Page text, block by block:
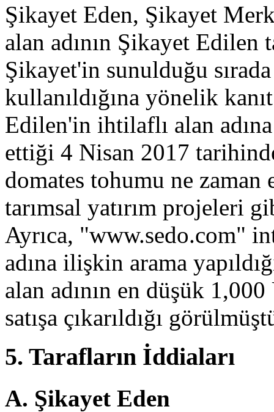
Şikayet Eden, Şikayet
alan adının Şikayet Edilen
Şikayet'in sunulduğu
kullanıldığına yönelik
Edilen'in ihtilaflı alan
ettiği 4 Nisan 2017
domates tohumu ne zaman
tarımsal yatırım projeleri
Ayrıca, "www.sedo.com"
adına ilişkin arama
alan adının en düşük 1,000
satışa çıkarıldığı
5. Tarafların İddiaları
A. Şikayet Eden